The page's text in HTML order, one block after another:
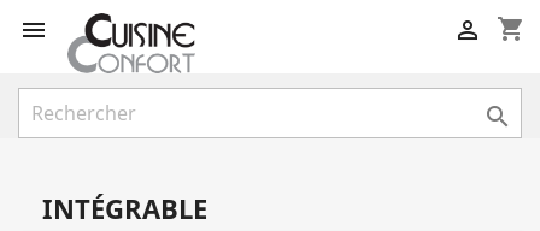
 shopping_cart


INTÉGRABLE